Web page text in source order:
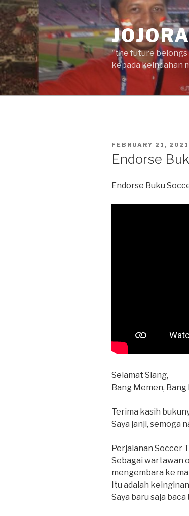
Skip
to
content
"the future belongs
kepada keindahan
POSTED
FEBRUARY 21, 2021
Endorse
Endorse Buku
Selamat Siang,
Bang Memen,
Terima kasih
Saya janji, semoga
Perjalanan Soccer
Sebagai wartawan
mengembara ke
Itu adalah
Saya baru saja